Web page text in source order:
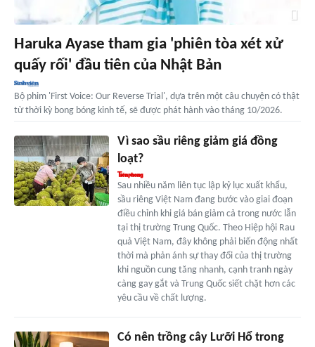
Haruka Ayase tham gia 'phiên tòa xét xử
quấy rối' đầu tiên của Nhật Bản
Bộ phim 'First Voice: Our Reverse Trial', dựa trên một câu chuyện có thật
từ thời kỳ bong bóng kinh tế, sẽ được phát hành vào tháng 10/2026.
Vì sao sầu riêng giảm giá đồng
loạt?
Sau nhiều năm liên tục lập kỷ lục xuất khẩu,
sầu riêng Việt Nam đang bước vào giai đoạn
điều chỉnh khi giá bán giảm cả trong nước lẫn
tại thị trường Trung Quốc. Theo Hiệp hội Rau
quả Việt Nam, đây không phải biến động nhất
thời mà phản ánh sự thay đổi của thị trường
khi nguồn cung tăng nhanh, cạnh tranh ngày
càng gay gắt và Trung Quốc siết chặt hơn các
yêu cầu về chất lượng.
Có nên trồng cây Lưỡi Hổ trong